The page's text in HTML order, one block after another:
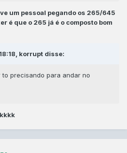
um pessoal pegando os 265/645
é que o 265 já é o composto bom
korrupt disse:
to precisando para andar no